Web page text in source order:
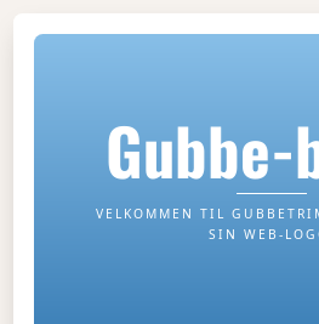
VELKOMMEN TIL
SIN WEB-